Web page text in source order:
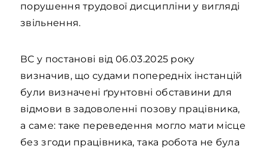
порушення трудової дисципліни у вигляді
звільнення.
ВС у постанові від 06.03.2025 року
визначив, що судами попередніх інстанцій
були визначені ґрунтовні обставини для
відмови в задоволенні позову працівника,
а саме: таке переведення могло мати місце
без згоди працівника, така робота не була